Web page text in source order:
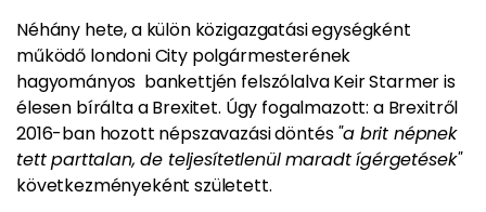
Néhány hete, a külön közigazgatási egységként
működő londoni City polgármesterének
hagyományos bankettjén felszólalva Keir Starmer is
élesen bírálta a Brexitet. Úgy fogalmazott: a Brexitről
2016-ban hozott népszavazási döntés"a brit népnek
tett parttalan, de teljesítetlenül maradt ígérgetések"
következményeként született.